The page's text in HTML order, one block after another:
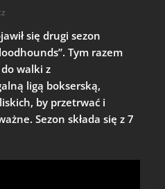
się drugi sezon
Tym razem
walki z
ligą bokserską,
by przetrwać i
Sezon składa się z 7